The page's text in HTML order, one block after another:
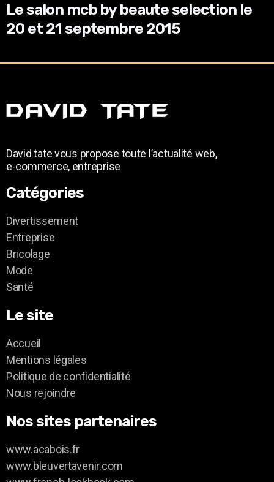
Le salon mcb by beaute selection le
20 et 21 septembre 2015
David tate vous propose toute l’actualité web,
e-commerce, entreprise
Catégories
Divertissement
Entreprise
Bricolage
Mode
Santé
Le site
Accueil
Mentions légales
Politique de confidentialité
Nous rejoindre
Nos sites partenaires
www.acabois.fr
www.bleuvertavenir.com